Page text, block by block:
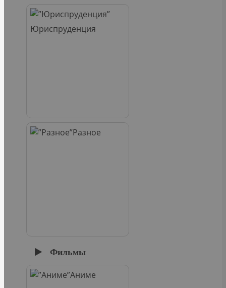
Юриспруденция
Разное
Фильмы
Аниме